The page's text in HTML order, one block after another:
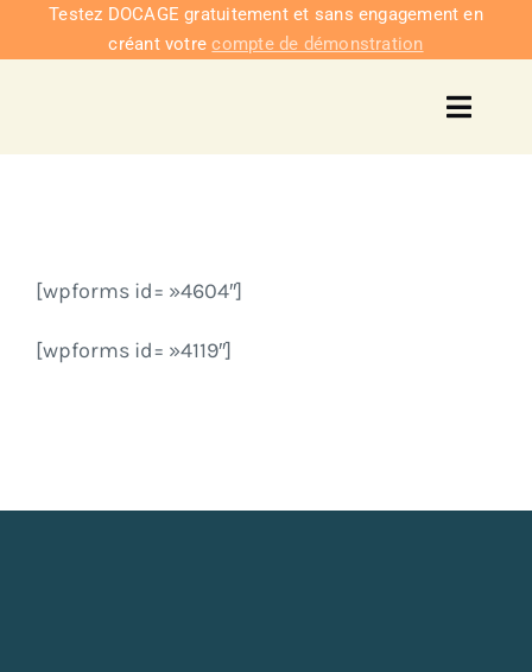
PasserTestez DOCAGE gratuitement et sans engagement en
créant votrecompte de démonstration
[wpforms id= »4604″]
[wpforms id= »4119″]